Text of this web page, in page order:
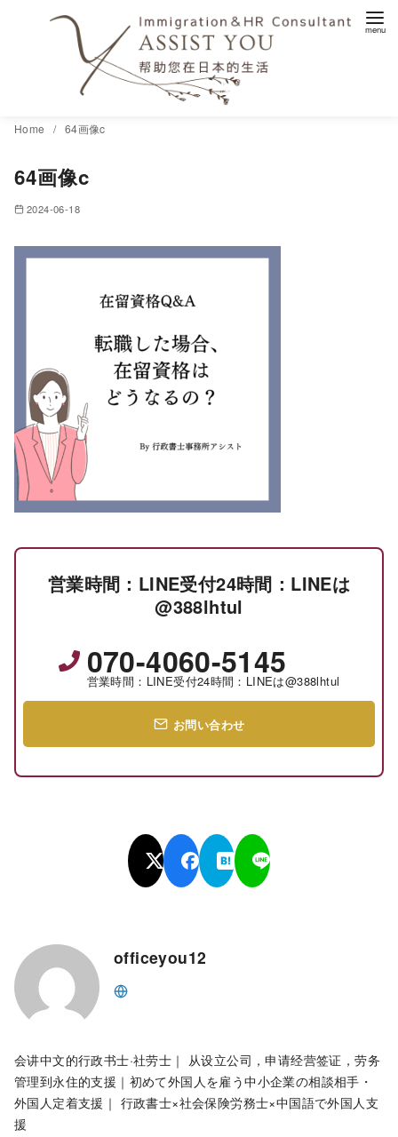
Home 64画像c
64画像c
2024-06-18
営業時間：LINE受付24時間：LINEは
@388lhtul
070-4060-5145
営業時間：LINE受付24時間：LINEは@388lhtul
お問い合わせ
officeyou12
会讲中文的行政书士·社劳士｜ 从设立公司，申请经营签证，劳务
管理到永住的支援｜初めて外国人を雇う中小企業の相談相手・
外国人定着支援｜ 行政書士×社会保険労務士×中国語で外国人支
援